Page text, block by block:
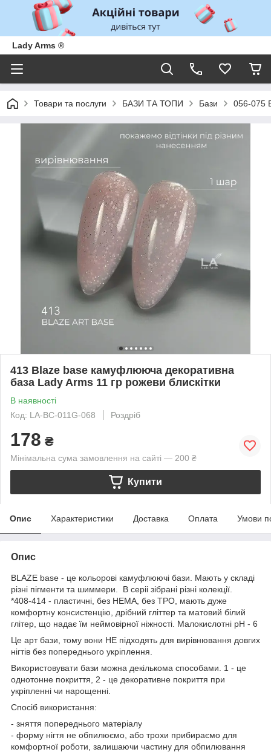
Lady Arms ®
Товари та послуги БАЗИ ТА ТОПИ Бази 056-075
413 Blaze base камуфлююча декоративна
база Lady Arms 11 гр рожеви блискітки
В наявності
Код: LA-BC-011G-068
Роздріб
178 ₴
Мінімальна сума замовлення на сайті — 200 ₴
Купити
Опис Характеристики Доставка Оплата Умови
Опис
BLAZE base - це кольорові камуфлюючі бази. Мають у складі
різні пігменти та шиммери. В серіі зібрані різні колекції.
*408-414 - пластичні, без HEMA, без ТРО, мають дуже
комфортну консистенцію, дрібний гліттер та матовий білий
глітер, що надає їм неймовірної ніжності. Малокислотні рН - 6
Це арт бази, тому вони НЕ підходять для вирівнювання довгих
нігтів без попереднього укріплення.
Використовувати бази можна декількома способами. 1 - це
однотонне покриття, 2 - це декоративне покриття при
укріпленні чи нарощенні.
Спосіб використання:
- зняття попереднього матеріалу
- форму нігтя не обпилюємо, або трохи прибираємо для
комфортної роботи, залишаючи частину для обпилювання